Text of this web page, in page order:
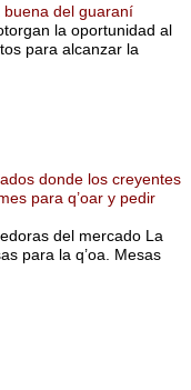
buena del guaraní
la oportunidad al
para alcanzar la
donde los creyentes
para q’oar y pedir
del mercado La
para la q’oa. Mesas